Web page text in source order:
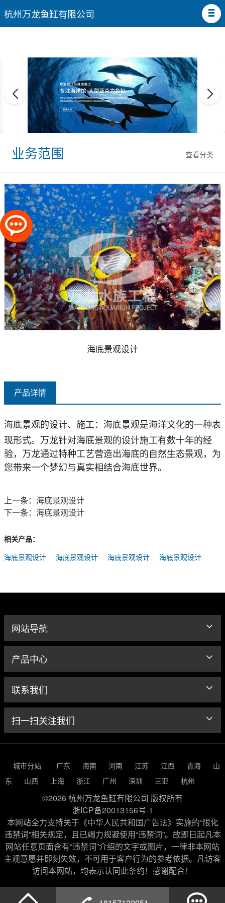
杭州万龙鱼缸有限公司
查看分类
业务范围
海底景观设计
产品详情
海底景观的设计、施工： 海底景观是海洋文化的一种表
现形式。万龙针对海底景观的设计施工有数十年的经
验，万龙通过特种工艺营造出海底的自然生态景观，为
您带来一个梦幻与真实相结合海底世界。
上一条： 海底景观设计
下一条： 海底景观设计
相关产品：
海底景观设计
海底景观设计 海底景观设计 海底景观设计
网站导航
产品中心
联系我们
扫一扫关注我们
城市分站 广东 海南 河南 江苏 江西 青海
山
东
山西 上海 浙江 广州 深圳 三亚 杭州
©2026 杭州万龙鱼缸有限公司 版权所有
浙ICP备20013156号-1
本网站全力支持关于《中华人民共和国广告法》实施的“限化
违禁词”相关规定，且已竭力规避使用“违禁词”。故即日起凡本
网站任意页面含有“违禁词”介绍的文字或图片，一律非本网站
主观意愿并即刻失效，不可用于客户行为的参考依据。凡访客
访问本网站，均表示认同此条约！感谢配合！